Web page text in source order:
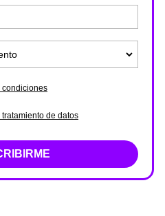
condiciones
de datos